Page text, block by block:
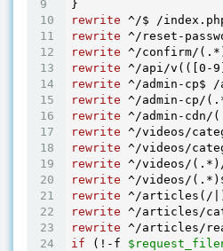
rewrite ^/$
rewrite ^/reset-
rewrite ^/confirm/
rewrite ^/api/v(([0-
rewrite ^/admin-cp$
rewrite ^/admin-cp/
rewrite ^/admin-cdn/
rewrite ^/videos/
rewrite ^/videos/
rewrite ^/videos/
rewrite ^/videos/
rewrite ^/articles(/
rewrite ^/articles/
rewrite ^/articles/
if (!-f